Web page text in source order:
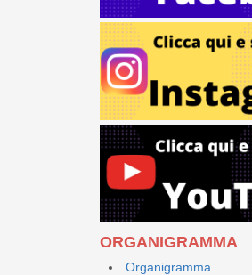
ORGANIGRAMMA
Organigramma